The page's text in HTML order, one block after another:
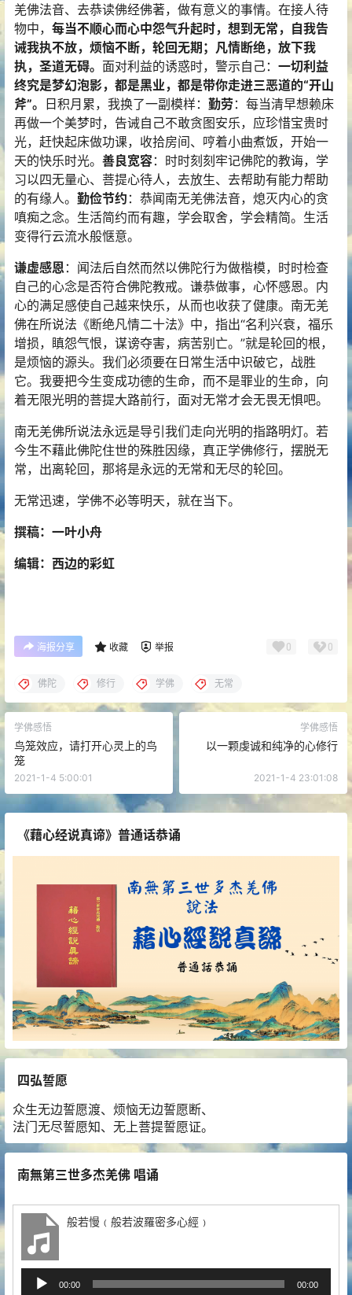
羌佛法音、去恭读佛经佛著，做有意义的事情。在接人待
物中， 每当不顺心而心中怨气升起时，想到无常，自我告
诫我执不放，烦恼不断，轮回无期；凡情断绝，放下我
执，圣道无碍。 面对利益的诱惑时，警示自己： 一切利益
终究是梦幻泡影，都是黑业，都是带你走进三恶道的“开山
斧”。
日积月累，我换了一副模样： 勤劳：每当清早想赖床
再做一个美梦时，告诫自己不敢贪图安乐，应珍惜宝贵时
光，赶快起床做功课，收拾房间、哼着小曲煮饭，开始一
天的快乐时光。 善良宽容：时时刻刻牢记佛陀的教诲，学
习以四无量心、菩提心待人，去放生、去帮助有能力帮助
的有缘人。 勤俭节约 ：恭闻南无羌佛法音，熄灭内心的贪
嗔痴之念。生活简约而有趣，学会取舍，学会精简。生活
变得行云流水般惬意。
谦虚感恩：闻法后自然而然以佛陀行为做楷模，时时检查
自己的心念是否符合佛陀教戒。谦恭做事，心怀感恩。内
心的满足感使自己越来快乐，从而也收获了健康。南无羌
佛在所说法《断绝凡情二十法》中，指出“名利兴衰，福乐
增损，瞋怨气恨，谋谤夺害，病苦别亡。”就是轮回的根，
是烦恼的源头。我们必须要在日常生活中识破它，战胜
它。我要把今生变成功德的生命，而不是罪业的生命，向
着无限光明的菩提大路前行，面对无常才会无畏无惧吧。
南无羌佛所说法永远是导引我们走向光明的指路明灯。若
今生不藉此佛陀住世的殊胜因缘，真正学佛修行，摆脱无
常，出离轮回，那将是永远的无常和无尽的轮回。
无常迅速，学佛不必等明天，就在当下。
撰稿：一叶小舟
编辑：西边的彩虹
海报分享 收藏 举报 0 0
佛陀 修行 学佛 无常
学佛感悟
鸟笼效应，请打开心灵上的鸟
笼
2021-1-4 5:00:01
学佛感悟
以一颗虔诚和纯净的心修行
2021-1-4 23:01:08
《藉心经说真谛》普通话恭诵
四弘誓愿
众生无边誓愿渡、烦恼无边誓愿断、
法门无尽誓愿知、无上菩提誓愿证。
南無第三世多杰羌佛 唱诵
般若慢﹙般若波羅密多心經﹚
00:00 00:00